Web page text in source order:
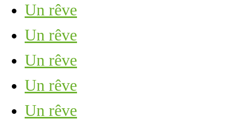
Un rêve
Un rêve
Un rêve
Un rêve
Un rêve